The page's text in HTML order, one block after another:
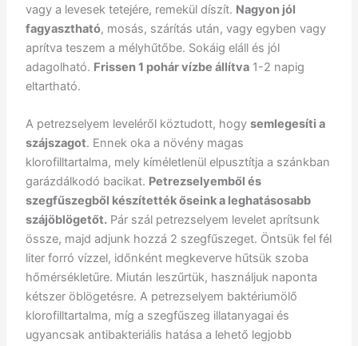
vagy a levesek tetejére, remekül díszít. Nagyon jól
fagyasztható, mosás, szárítás után, vagy egyben vagy
aprítva teszem a mélyhűtőbe. Sokáig eláll és jól
adagolható. Frissen 1 pohár vízbe állítva 1-2 napig
eltartható.
A petrezselyem leveléről köztudott, hogysemlegesíti a
szájszagot. Ennek oka a növény magas
klorofilltartalma, mely kíméletlenül elpusztítja a szánkban
garázdálkodó bacikat. Petrezselyemből és
szegfűszegből készítették őseink a leghatásosabb
szájöblögetőt. Pár szál petrezselyem levelet aprítsunk
össze, majd adjunk hozzá 2 szegfűszeget. Öntsük fel fél
liter forró vízzel, időnként megkeverve hűtsük szoba
hőmérsékletűre. Miután leszűrtük, használjuk naponta
kétszer öblögetésre. A petrezselyem baktériumölő
klorofilltartalma, míg a szegfűszeg illatanyagai és
ugyancsak antibakteriális hatása a lehető legjobb